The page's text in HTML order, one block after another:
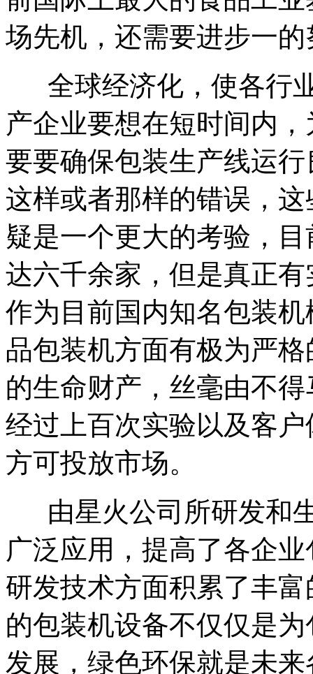
场先机，还需要进步一的
全球经济化，使各行
产企业要想在短时间内
要要确保包装生产线运
这样或者那样的错误，
疑是一个更大的考验，
达六千余家，但是真正
作为目前国内知名包装
品包装机方面有极为严
的生命财产，丝毫由不
经过上百次实验以及客
方可投放市场。
由星火公司所研发和
广泛应用，提高了各企
研发技术方面积累了丰
的包装机设备不仅仅是
发展，绿色环保就是未